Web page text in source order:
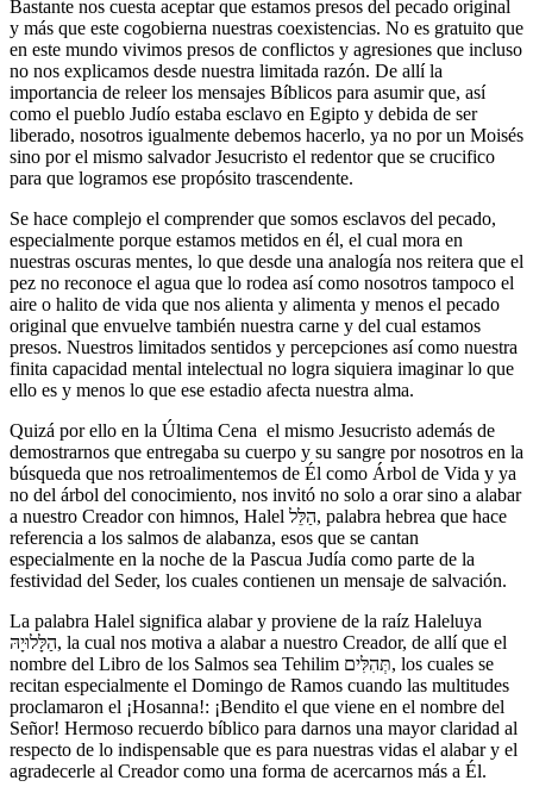
Bastante nos cuesta aceptar que estamos presos del pecado original
y más que este cogobierna nuestras coexistencias. No es gratuito que
en este mundo vivimos presos de conflictos y agresiones que incluso
no nos explicamos desde nuestra limitada razón. De allí la
importancia de releer los mensajes Bíblicos para asumir que, así
como el pueblo Judío estaba esclavo en Egipto y debida de ser
liberado, nosotros igualmente debemos hacerlo, ya no por un Moisés
sino por el mismo salvador Jesucristo el redentor que se crucifico
para que logramos ese propósito trascendente.
Se hace complejo el comprender que somos esclavos del pecado,
especialmente porque estamos metidos en él, el cual mora en
nuestras oscuras mentes, lo que desde una analogía nos reitera que el
pez no reconoce el agua que lo rodea así como nosotros tampoco el
aire o halito de vida que nos alienta y alimenta y menos el pecado
original que envuelve también nuestra carne y del cual estamos
presos. Nuestros limitados sentidos y percepciones así como nuestra
finita capacidad mental intelectual no logra siquiera imaginar lo que
ello es y menos lo que ese estadio afecta nuestra alma.
Quizá por ello en la Última Cena el mismo Jesucristo además de
demostrarnos que entregaba su cuerpo y su sangre por nosotros en la
búsqueda que nos retroalimentemos de Él como Árbol de Vida y ya
no del árbol del conocimiento, nos invitó no solo a orar sino a alabar
a nuestro Creador con himnos, Halel הַלֵּל, palabra hebrea que hace
referencia a los salmos de alabanza, esos que se cantan
especialmente en la noche de la Pascua Judía como parte de la
festividad del Seder, los cuales contienen un mensaje de salvación.
La palabra Halel significa alabar y proviene de la raíz Haleluya
הַלָּלוּיָהּ, la cual nos motiva a alabar a nuestro Creador, de allí que el
nombre del Libro de los Salmos sea Tehilim תְּהִלִּים, los cuales se
recitan especialmente el Domingo de Ramos cuando las multitudes
proclamaron el ¡Hosanna!: ¡Bendito el que viene en el nombre del
Señor! Hermoso recuerdo bíblico para darnos una mayor claridad al
respecto de lo indispensable que es para nuestras vidas el alabar y el
agradecerle al Creador como una forma de acercarnos más a Él.